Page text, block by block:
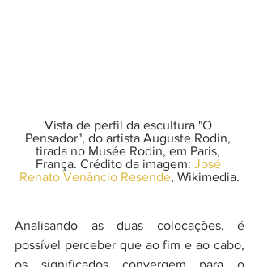
Vista de perfil da escultura "O
Pensador", do artista Auguste Rodin,
tirada no Musée Rodin, em Paris,
França. Crédito da imagem: José
Renato Venâncio Resende, Wikimedia.
Analisando as duas colocações, é
possível perceber que ao fim e ao cabo,
os significados convergem para o